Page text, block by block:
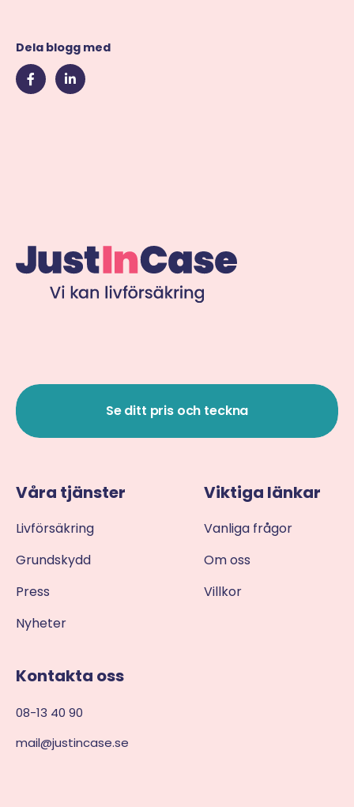
Dela blogg med
Se ditt pris och teckna
Våra tjänster Viktiga länkar
Livförsäkring
Vanliga frågor
Grundskydd
Om oss
Press
Villkor
Nyheter
Kontakta oss
08-13 40 90
mail@justincase.se